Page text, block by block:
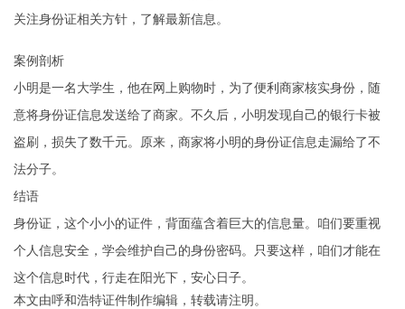
关注身份证相关方针，了解最新信息。
案例剖析
小明是一名大学生，他在网上购物时，为了便利商家核实身份，随
意将身份证信息发送给了商家。不久后，小明发现自己的银行卡被
盗刷，损失了数千元。原来，商家将小明的身份证信息走漏给了不
法分子。
结语
身份证，这个小小的证件，背面蕴含着巨大的信息量。咱们要重视
个人信息安全，学会维护自己的身份密码。只要这样，咱们才能在
这个信息时代，行走在阳光下，安心日子。
本文由呼和浩特证件制作编辑，转载请注明。